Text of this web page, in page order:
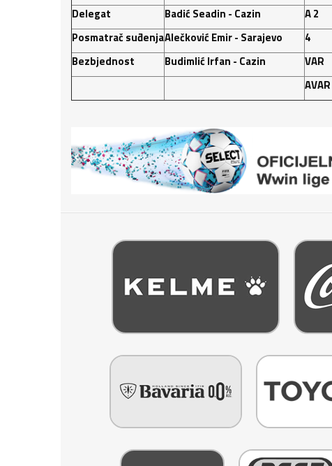
Delegat
Badić Seadin - Cazin A 2
Posmatrač suđenjaAlečković Emir - Sarajevo 4
Bezbjednost
Budimlić Irfan - Cazin VAR
AVAR